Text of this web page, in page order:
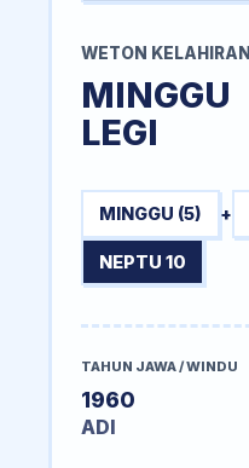
WETON KELAHIRAN
MINGGU
LEGI
MINGGU (5) +
NEPTU 10
TAHUN JAWA / WINDU
1960
ADI